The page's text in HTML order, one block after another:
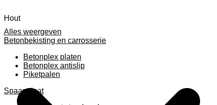
Alles weergeven
Betonbekisting en carrosserie
Betonplex platen
Betonplex antislip
Piketpalen
Spaanplaat
Hout